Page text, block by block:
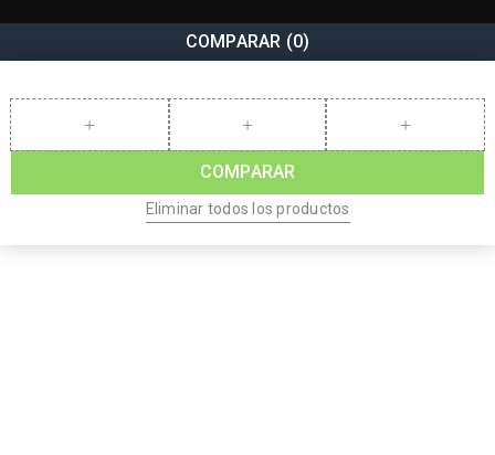
COMPARAR (0)
COMPARAR
Eliminar todos los productos